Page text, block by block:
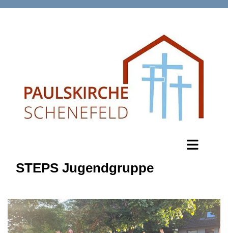
STEPS Jugendgruppe